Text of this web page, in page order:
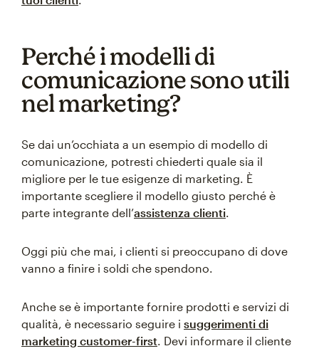
Perché i modelli di
comunicazione sono utili
nel marketing?
Se dai un’occhiata a un esempio di modello di
comunicazione, potresti chiederti quale sia il
migliore per le tue esigenze di marketing. È
importante scegliere il modello giusto perché è
parte integrante dell’assistenza clienti.
Oggi più che mai, i clienti si preoccupano di dove
vanno a finire i soldi che spendono.
Anche se è importante fornire prodotti e servizi di
qualità, è necessario seguire i suggerimenti di
marketing customer-first. Devi informare il cliente